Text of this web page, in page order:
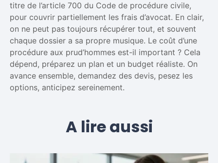
titre de l’article 700 du Code de procédure civile,
pour couvrir partiellement les frais d’avocat. En clair,
on ne peut pas toujours récupérer tout, et souvent
chaque dossier a sa propre musique. Le coût d’une
procédure aux prud’hommes est-il important ? Cela
dépend, préparez un plan et un budget réaliste. On
avance ensemble, demandez des devis, pesez les
options, anticipez sereinement.
A lire aussi